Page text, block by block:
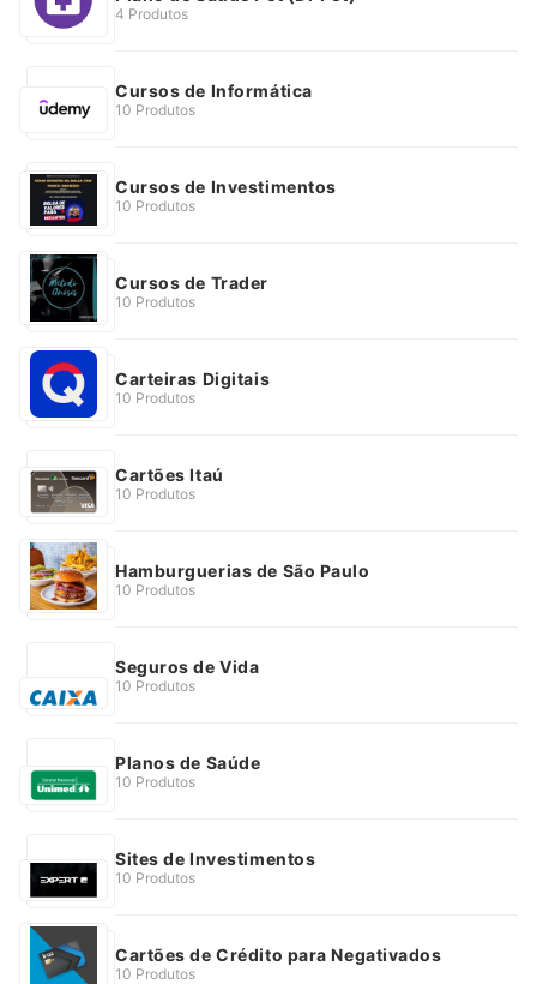
4 Produtos
Cursos de Informática
10 Produtos
Cursos de Investimentos
10 Produtos
Cursos de Trader
10 Produtos
Carteiras Digitais
10 Produtos
Cartões Itaú
10 Produtos
Hamburguerias de São Paulo
10 Produtos
Seguros de Vida
10 Produtos
Planos de Saúde
10 Produtos
Sites de Investimentos
10 Produtos
Cartões de Crédito para Negativados
10 Produtos